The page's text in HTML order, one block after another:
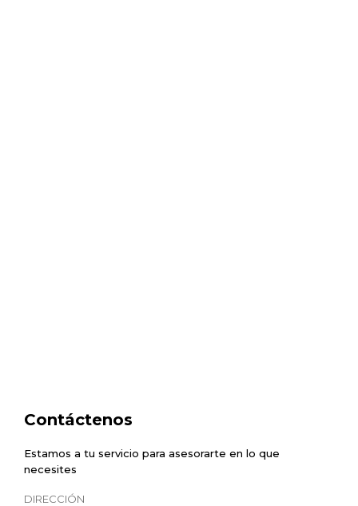
Contáctenos
Estamos a tu servicio para asesorarte en lo que
necesites
DIRECCIÓN